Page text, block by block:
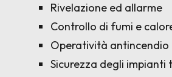
Rivelazione ed allarme
Controllo di fumi e
Operatività antincendio
Sicurezza degli impianti